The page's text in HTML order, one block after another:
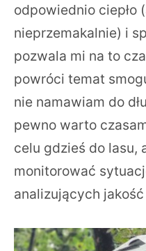
odpowiednio ciepło
nieprzemakalnie) i
pozwala mi na to
powróci temat
nie namawiam do
pewno warto
celu gdzieś do lasu,
monitorować
analizujących